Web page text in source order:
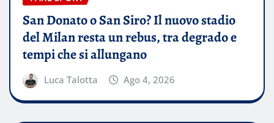
San Donato o San Siro? Il nuovo stadio
del Milan resta un rebus, tra degrado e
tempi che si allungano
Luca Talotta Ago 4, 2026